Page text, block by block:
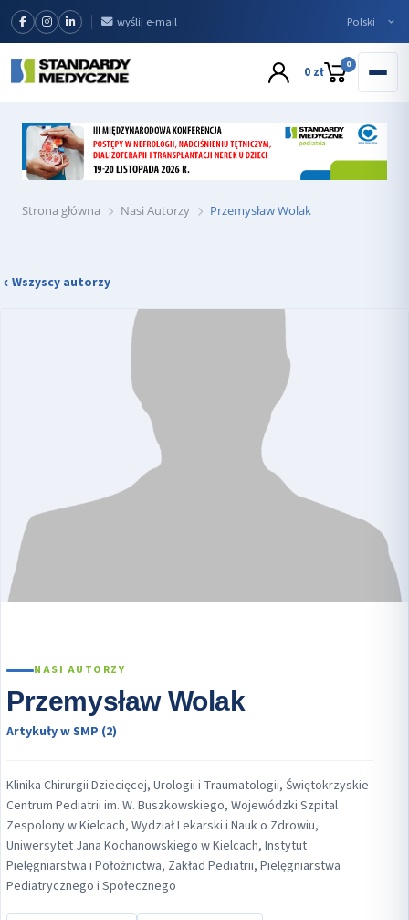
wyślij e-mail
0 zł 0
Strona główna Nasi Autorzy Przemysław Wolak
Wszyscy autorzy
NASI AUTORZY
Przemysław Wolak
Artykuły w SMP (2)
Klinika Chirurgii Dziecięcej, Urologii i Traumatologii, Świętokrzyskie
Centrum Pediatrii im. W. Buszkowskiego, Wojewódzki Szpital
Zespolony w Kielcach, Wydział Lekarski i Nauk o Zdrowiu,
Uniwersytet Jana Kochanowskiego w Kielcach, Instytut
Pielęgniarstwa i Położnictwa, Zakład Pediatrii, Pielęgniarstwa
Pediatrycznego i Społecznego